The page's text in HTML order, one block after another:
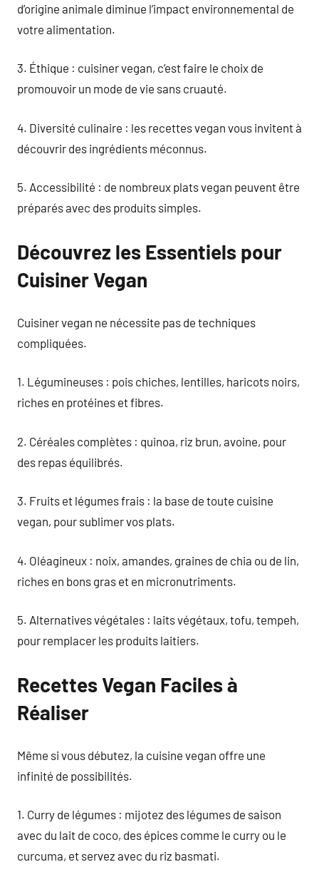
d’origine animale diminue l’impact environnemental de
votre alimentation.
3. Éthique : cuisiner vegan, c’est faire le choix de
promouvoir un mode de vie sans cruauté.
4. Diversité culinaire : les recettes vegan vous invitent à
découvrir des ingrédients méconnus.
5. Accessibilité : de nombreux plats vegan peuvent être
préparés avec des produits simples.
Découvrez les Essentiels pour
Cuisiner Vegan
Cuisiner vegan ne nécessite pas de techniques
compliquées.
1. Légumineuses : pois chiches, lentilles, haricots noirs,
riches en protéines et fibres.
2. Céréales complètes : quinoa, riz brun, avoine, pour
des repas équilibrés.
3. Fruits et légumes frais : la base de toute cuisine
vegan, pour sublimer vos plats.
4. Oléagineux : noix, amandes, graines de chia ou de lin,
riches en bons gras et en micronutriments.
5. Alternatives végétales : laits végétaux, tofu, tempeh,
pour remplacer les produits laitiers.
Recettes Vegan Faciles à
Réaliser
Même si vous débutez, la cuisine vegan offre une
infinité de possibilités.
1. Curry de légumes : mijotez des légumes de saison
avec du lait de coco, des épices comme le curry ou le
curcuma, et servez avec du riz basmati.